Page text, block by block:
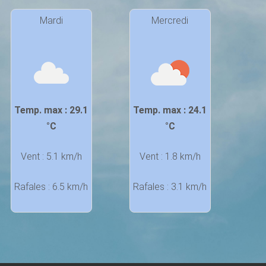
Mardi
Temp. max : 29.1
°C
Vent : 5.1 km/h
Rafales : 6.5 km/h
Mercredi
Temp. max : 24.1
°C
Vent : 1.8 km/h
Rafales : 3.1 km/h